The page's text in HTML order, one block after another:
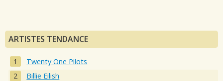
ARTISTES TENDANCE
Twenty One Pilots
Billie Eilish